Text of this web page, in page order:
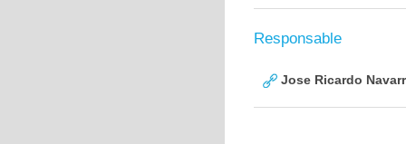
Responsable
Jose Ricardo